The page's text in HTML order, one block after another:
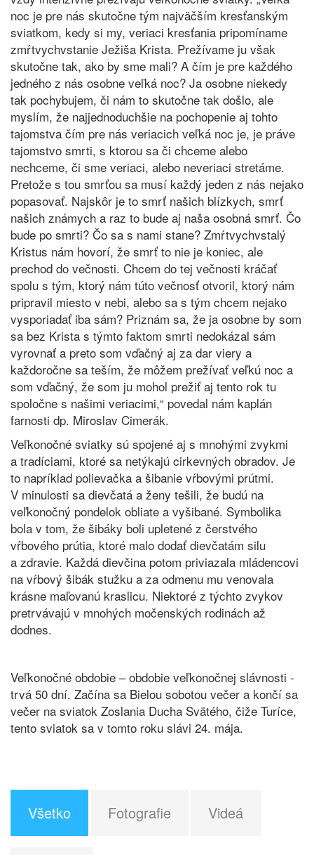
noc je pre nás skutočne tým najväčším kresťanským
sviatkom, kedy si my, veriaci kresťania pripomíname
zmŕtvychvstanie Ježiša Krista. Prežívame ju však
skutočne tak, ako by sme mali? A čím je pre každého
jedného z nás osobne veľká noc? Ja osobne niekedy
tak pochybujem, či nám to skutočne tak došlo, ale
myslím, že najjednoduchšie na pochopenie aj tohto
tajomstva čím pre nás veriacich veľká noc je, je práve
tajomstvo smrti, s ktorou sa či chceme alebo
nechceme, či sme veriaci, alebo neveriaci stretáme.
Pretože s tou smrťou sa musí každý jeden z nás nejako
popasovať. Najskôr je to smrť našich blízkych, smrť
našich známych a raz to bude aj naša osobná smrť. Čo
bude po smrti? Čo sa s nami stane? Zmŕtvychvstalý
Kristus nám hovorí, že smrť to nie je koniec, ale
prechod do večnosti. Chcem do tej večnosti kráčať
spolu s tým, ktorý nám túto večnosť otvoril, ktorý nám
pripravil miesto v nebi, alebo sa s tým chcem nejako
vysporiadať iba sám? Priznám sa, že ja osobne by som
sa bez Krista s týmto faktom smrti nedokázal sám
vyrovnať a preto som vďačný aj za dar viery a
každoročne sa teším, že môžem prežívať veľkú noc a
som vďačný, že som ju mohol prežiť aj tento rok tu
spoločne s našimi veriacimi,“ povedal nám kaplán
farnosti dp. Miroslav Cimerák.
Veľkonočné sviatky sú spojené aj s mnohými zvykmi
a tradíciami, ktoré sa netýkajú cirkevných obradov. Je
to napríklad polievačka a šibanie vŕbovými prútmi.
V minulosti sa dievčatá a ženy tešili, že budú na
veľkonočný pondelok obliate a vyšibané. Symbolika
bola v tom, že šibáky boli upletené z čerstvého
vŕbového prútia, ktoré malo dodať dievčatám silu
a zdravie. Každá dievčina potom priviazala mládencovi
na vŕbový šibák stužku a za odmenu mu venovala
krásne maľovanú kraslicu. Niektoré z týchto zvykov
pretrvávajú v mnohých močenských rodinách až
dodnes.
Veľkonočné obdobie – obdobie veľkonočnej slávnosti -
trvá 50 dní. Začína sa Bielou sobotou večer a končí sa
večer na sviatok Zoslania Ducha Svätého, čiže Turíce,
tento sviatok sa v tomto roku slávi 24. mája.
Všetko Fotografie Videá